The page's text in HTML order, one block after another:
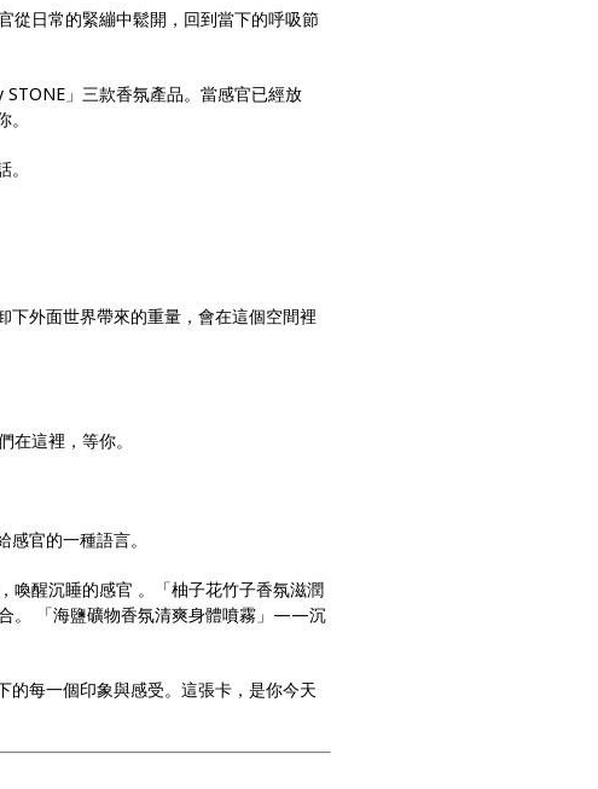
日常的緊繃中鬆開，回到當下的呼吸節
」三款香氛產品。當感官已經放
下外面世界帶來的重量，會在這個空間裡
這裡，等你。
官的一種語言。
喚醒沉睡的感官 。「柚子花竹子香氛滋潤
。 「海鹽礦物香氛清爽身體噴霧」——沉
的每一個印象與感受。這張卡，是你今天